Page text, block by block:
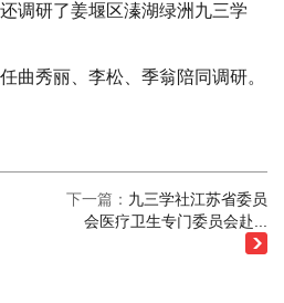
调研了姜堰区溱湖绿洲九三学
曲秀丽、李松、季翁陪同调研。
下一篇： 九三学社江苏省委员
会医疗卫生专门委员会赴...